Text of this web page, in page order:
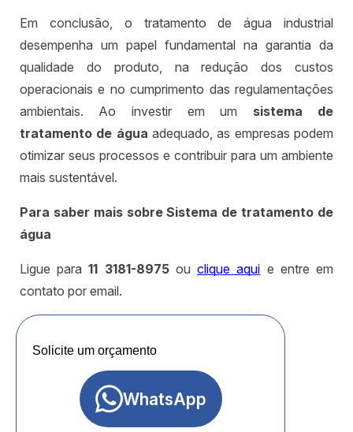
Em conclusão, o tratamento de água industrial
desempenha um papel fundamental na garantia da
qualidade do produto, na redução dos custos
operacionais e no cumprimento das regulamentações
ambientais. Ao investir em um sistema de
tratamento de água adequado, as empresas podem
otimizar seus processos e contribuir para um ambiente
mais sustentável.
Para saber mais sobre Sistema de tratamento de
água
Ligue para11 3181-8975ouclique aqui e entre em
contato por email.
Solicite um orçamento
WhatsApp